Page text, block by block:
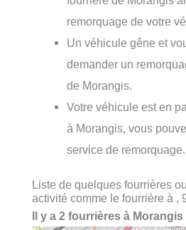
remorquage de votre
Un véhicule gêne et
demander un
de Morangis.
Votre véhicule est en
à Morangis, vous
service de remorquage.
Liste de quelques fourrières
activité comme le fourrière à ,
Il y a 2 fourrières à Morangis